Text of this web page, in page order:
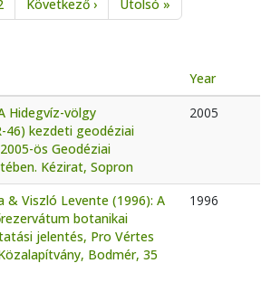
Következő › Utolsó »
Year
Hidegvíz-völgy
46) kezdeti geodéziai
ös Geodéziai
Kézirat, Sopron
2005
& Viszló Levente (1996): A
botanikai
jelentés, Pro Vértes
Bodmér, 35
1996